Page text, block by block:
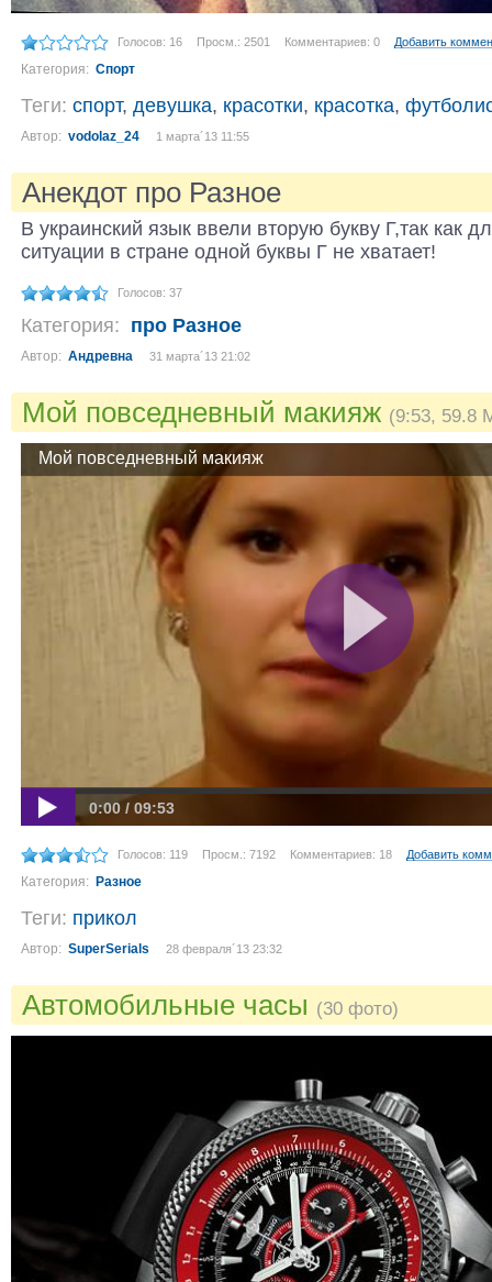
Голосов: 16 Просм.: 2501 Комментариев: 0 Добавить
Категория: Спорт
Теги: спорт, девушка, красотки, красотка,
Автор: vodolaz_24 1 марта´13 11:55
Анекдот про Разное
В украинский язык ввели вторую букву Г,так как
ситуации в стране одной буквы Г не хватает!
Голосов: 37
Категория: про Разное
Автор: Андревна 31 марта´13 21:02
Мой повседневный макияж (9:53, 59.8
Мой повседневный макияж
0:00 / 09:53
Голосов: 119 Просм.: 7192 Комментариев: 18 Добавить
Категория: Разное
Теги: прикол
Автор: SuperSerials 28 февраля´13 23:32
Автомобильные часы (30 фото)